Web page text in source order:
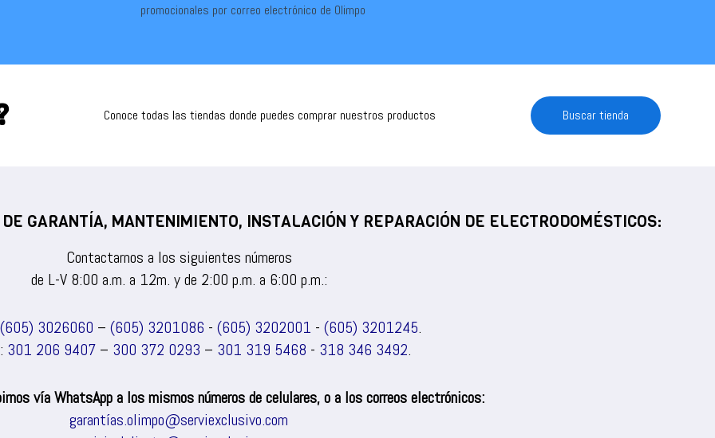
promocionales por correo electrónico de Olimpo
Conoce todas las tiendas donde puedes comprar nuestros productos Buscar tienda
GARANTÍA, MANTENIMIENTO, INSTALACIÓN Y REPARACIÓN DE ELECTRODOMÉSTICOS:
Contactarnos a los siguientes números
de L-V 8:00 a.m. a 12m. y de 2:00 p.m. a 6:00 p.m.:
(605) 3026060 – (605) 3201086 - (605) 3202001 - (605) 3201245.
301 206 9407 – 300 372 0293 – 301 319 5468 - 318 346 3492.
vía WhatsApp a los mismos números de celulares, o a los correos electrónicos:
garantías.olimpo@serviexclusivo.com